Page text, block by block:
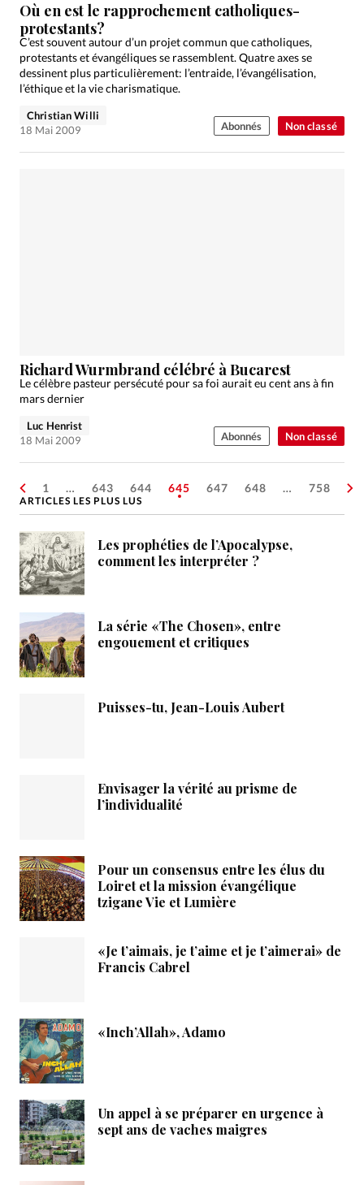
Non classé
Où en est le rapprochement catholiques-
protestants?
C’est souvent autour d’un projet commun que catholiques,
protestants et évangéliques se rassemblent. Quatre axes se
dessinent plus particulièrement: l’entraide, l’évangélisation,
l’éthique et la vie charismatique.
Christian Willi
18 Mai 2009
Abonnés
Non classé
Richard Wurmbrand célébré à Bucarest
Le célèbre pasteur persécuté pour sa foi aurait eu cent ans à fin
mars dernier
Luc Henrist
18 Mai 2009
Abonnés
1 … 643 644 645 647 648 … 758
ARTICLES LES PLUS LUS
Les prophéties de l’Apocalypse,
comment les interpréter ?
La série «The Chosen», entre
engouement et critiques
Puisses-tu, Jean-Louis Aubert
Envisager la vérité au prisme de
l’individualité
Pour un consensus entre les élus du
Loiret et la mission évangélique
tzigane Vie et Lumière
«Je t’aimais, je t’aime et je t’aimerai» de
Francis Cabrel
«Inch’Allah», Adamo
Un appel à se préparer en urgence à
sept ans de vaches maigres